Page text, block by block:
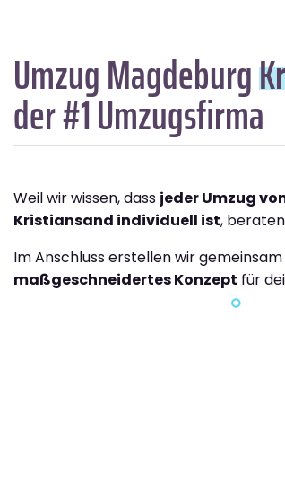
Umzug Magdeburg
der #1 Umzugsfirma
Weil wir wissen, dass jeder Umzug
Kristiansand individuell ist,
Im Anschluss erstellen wir
maßgeschneidertes Konzept für